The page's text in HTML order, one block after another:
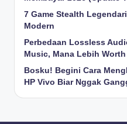
7 Game Stealth
Modern
Perbedaan Lossless
Music, Mana Lebih
Bosku! Begini Cara
HP Vivo Biar Nggak